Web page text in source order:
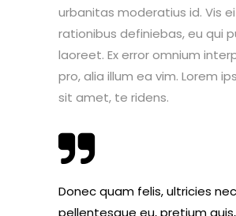
urbanitas moderatius id. Vis ei
rationibus definiebas, eu qui
laoreet. Ex error omnium
pro, alia illum ea vim. Lorem
sit amet, te ridens.
Donec quam felis, ultricies
pellentesque eu, pretium